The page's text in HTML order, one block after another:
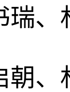
瑞、
朝、